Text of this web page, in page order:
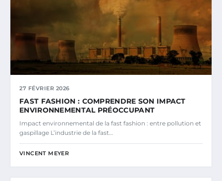
27 FÉVRIER 2026
FAST FASHION : COMPRENDRE SON IMPACT
ENVIRONNEMENTAL PRÉOCCUPANT
Impact environnemental de la fast fashion : entre pollution et
gaspillage L’industrie de la fast…
VINCENT MEYER